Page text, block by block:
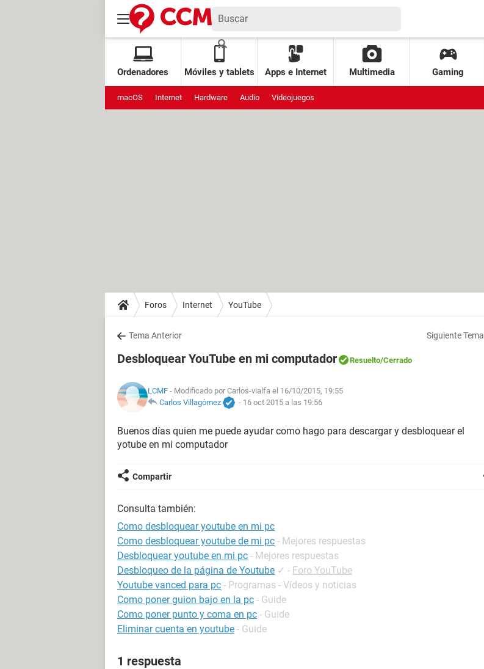
Ordenadores Móviles y tablets Apps e Internet Multimedia Gaming
macOS Internet Hardware Audio Videojuegos
Foros Internet YouTube
Tema Anterior Siguiente Tema
Desbloquear YouTube en mi computador Resuelto/Cerrado
LCMF - Modificado por Carlos-vialfa el 16/10/2015, 19:55
Carlos Villagómez
- 16 oct 2015 a las 19:56
Buenos días quien me puede ayudar como hago para descargar y desbloquear el
yotube en mi computador
Compartir
Consulta también:
Como desbloquear youtube en mi pc
Como desbloquear youtube de mi pc - Mejores respuestas
Desbloquear youtube en mi pc - Mejores respuestas
Desbloqueo de la página de Youtube ✓ - Foro YouTube
Youtube vanced para pc - Programas - Vídeos y noticias
Como poner guion bajo en la pc - Guide
Como poner punto y coma en pc - Guide
Eliminar cuenta en youtube - Guide
1 respuesta